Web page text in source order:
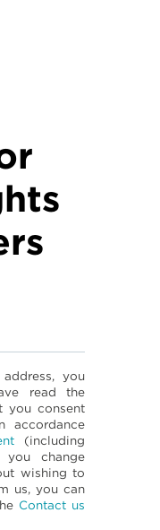
you
read the
you consent
accordance
(including
you change
wishing to
us, you can
Contact us